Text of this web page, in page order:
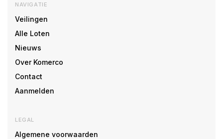
NAVIGATIE
Veilingen
Alle Loten
Nieuws
Over Komerco
Contact
Aanmelden
LEGAL
Algemene voorwaarden